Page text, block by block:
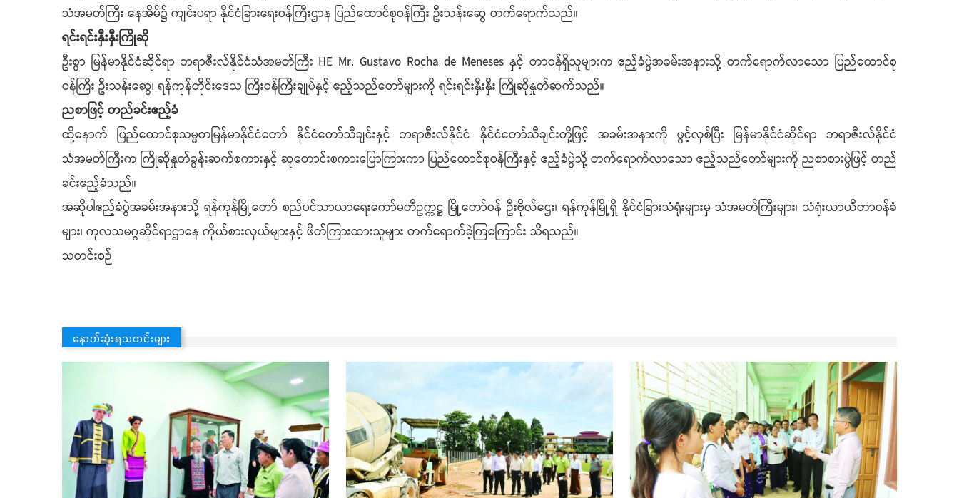
သံအမတ်ကြီး နေအိမ်၌ ကျင်းပရာ နိုင်ငံခြားရေးဝန်ကြီးဌာန ပြည်ထောင်စုဝန်ကြီး ဦးသန်းဆွေ တက်ရောက်သည်။
ရင်းရင်းနှီးနှီးကြိုဆို
ဦးစွာ မြန်မာနိုင်ငံဆိုင်ရာ ဘရာဇီးလ်နိုင်ငံသံအမတ်ကြီး HE Mr. Gustavo Rocha de Meneses နှင့် တာဝန်ရှိသူများက ဧည့်ခံပွဲအခမ်းအနားသို့ တက်ရောက်လာသော ပြည်ထောင်စု
ဝန်ကြီး ဦးသန်းဆွေ၊ ရန်ကုန်တိုင်းဒေသ ကြီးဝန်ကြီးချုပ်နှင့် ဧည့်သည်တော်များကို ရင်းရင်းနှီးနှီး ကြိုဆိုနှုတ်ဆက်သည်။
ညစာဖြင့် တည်ခင်းဧည့်ခံ
ထို့နောက် ပြည်ထောင်စုသမ္မတမြန်မာနိုင်ငံတော် နိုင်ငံတော်သီချင်းနှင့် ဘရာဇီးလ်နိုင်ငံ နိုင်ငံတော်သီချင်းတို့ဖြင့် အခမ်းအနားကို ဖွင့်လှစ်ပြီး မြန်မာနိုင်ငံဆိုင်ရာ ဘရာဇီးလ်နိုင်ငံ
သံအမတ်ကြီးက ကြိုဆိုနှုတ်ခွန်းဆက်စကားနှင့် ဆုတောင်းစကားပြောကြားကာ ပြည်ထောင်စုဝန်ကြီးနှင့် ဧည့်ခံပွဲသို့ တက်ရောက်လာသော ဧည့်သည်တော်များကို ညစာစားပွဲဖြင့် တည်
ခင်းဧည့်ခံသည်။
အဆိုပါဧည့်ခံပွဲအခမ်းအနားသို့ ရန်ကုန်မြို့တော် စည်ပင်သာယာရေးကော်မတီဥက္ကဋ္ဌ မြို့တော်ဝန် ဦးဗိုလ်ဌေး၊ ရန်ကုန်မြို့ရှိ နိုင်ငံခြားသံရုံးများမှ သံအမတ်ကြီးများ၊ သံရုံးယာယီတာဝန်ခံ
များ၊ ကုလသမဂ္ဂဆိုင်ရာဌာနေ ကိုယ်စားလှယ်များနှင့် ဖိတ်ကြားထားသူများ တက်ရောက်ခဲ့ကြကြောင်း သိရသည်။
သတင်းစဉ်
နောက်ဆုံးရသတင်းများ